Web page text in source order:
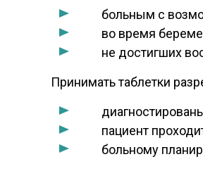
больным с
во время
не достигших
Принимать таблетки
пациент
больному